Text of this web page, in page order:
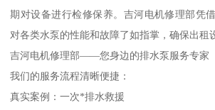
期对设备进行检修保养。吉河电机修理部凭
对各类水泵的性能和故障了如指掌，确保出租
吉河电机修理部——您身边的排水泵服务专家
我们的服务流程清晰便捷：
真实案例：一次*排水救援